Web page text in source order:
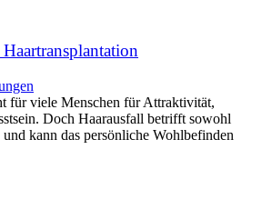
für viele Menschen für Attraktivität,
Doch Haarausfall betrifft sowohl
kann das persönliche Wohlbefinden